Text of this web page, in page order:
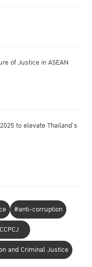
of Justice in ASEAN
to elevate Thailand’s
#anti-corruption
and Criminal Justice